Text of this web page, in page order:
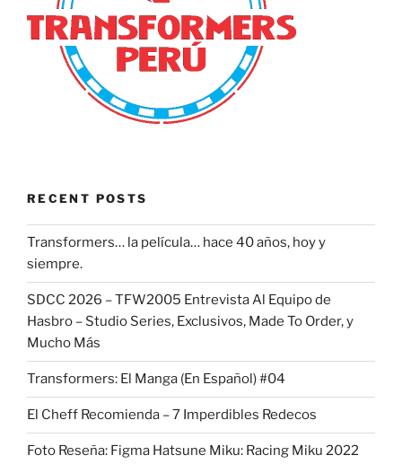
RECENT POSTS
Transformers… la película… hace 40 años, hoy y
siempre.
SDCC 2026 – TFW2005 Entrevista Al Equipo de
Hasbro – Studio Series, Exclusivos, Made To Order, y
Mucho Más
Transformers: El Manga (En Español) #04
El Cheff Recomienda – 7 Imperdibles Redecos
Foto Reseña: Figma Hatsune Miku: Racing Miku 2022